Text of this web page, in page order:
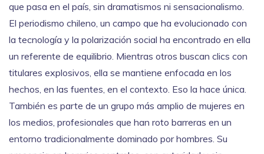
que pasa en el país, sin dramatismos ni sensacionalismo.
El periodismo chileno, un campo que ha evolucionado con
la tecnología y la polarización social ha encontrado en ella
un referente de equilibrio. Mientras otros buscan clics con
titulares explosivos, ella se mantiene enfocada en los
hechos, en las fuentes, en el contexto. Eso la hace única.
También es parte de un grupo más amplio de mujeres en
los medios, profesionales que han roto barreras en un
entorno tradicionalmente dominado por hombres. Su